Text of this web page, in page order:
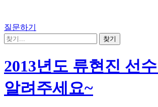
질문하기
2013년도 류현진 선
알려주세요~